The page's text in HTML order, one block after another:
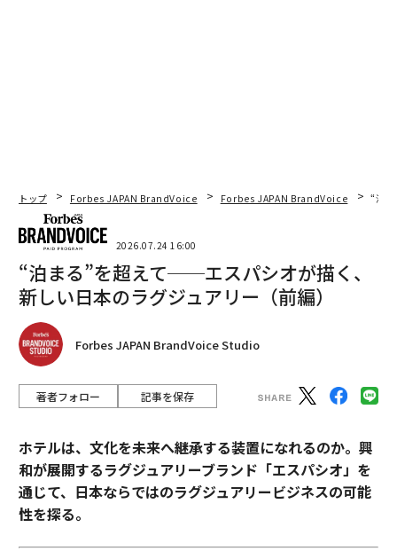
トップ Forbes JAPAN BrandVoice Forbes JAPAN BrandVoice “泊
2026.07.24 16:00
“泊まる”を超えて──エスパシオが描く、
新しい日本のラグジュアリー（前編）
Forbes JAPAN BrandVoice Studio
著者フォロー 記事を保存
ホテルは、文化を未来へ継承する装置になれるのか。興
和が展開するラグジュアリーブランド「エスパシオ」を
通じて、日本ならではのラグジュアリービジネスの可能
性を探る。